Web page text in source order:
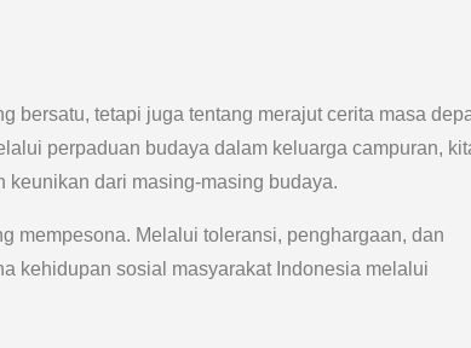
bersatu, tetapi juga tentang merajut cerita masa
perpaduan budaya dalam keluarga campuran,
keunikan dari masing-masing budaya.
mempesona. Melalui toleransi, penghargaan, dan
kehidupan sosial masyarakat Indonesia melalui